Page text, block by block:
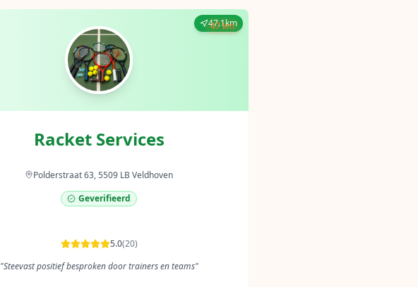
47.1km
Racket Services
Polderstraat 63, 5509 LB Veldhoven
Geverifieerd
5.0(20)
"Steevast positief besproken door trainers en teams"
47 km